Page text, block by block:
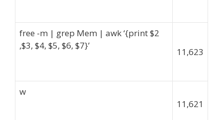
free -m | grep Mem | awk ‘{print $2
,$3, $4, $5, $6, $7}’
11,623
w
11,621